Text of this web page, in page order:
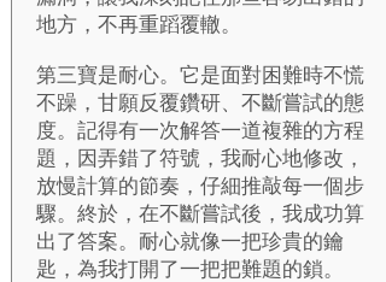
地方，不再重蹈覆轍。
第三寶是耐心。它是面對困難時不慌
不躁，甘願反覆鑽研、不斷嘗試的態
度。記得有一次解答一道複雜的方程
題，因弄錯了符號，我耐心地修改，
放慢計算的節奏，仔細推敲每一個步
驟。終於，在不斷嘗試後，我成功算
出了答案。耐心就像一把珍貴的鑰
匙，為我打開了一把把難題的鎖。